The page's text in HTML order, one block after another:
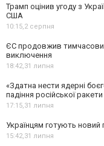
Трамп оцінив угоду з
США
10:15,2 серпня
ЄС продовжив тимчасовий
виключення
18:42,31 липня
«Здатна нести ядерні
падіння російської
17:15,31 липня
Українцям готують
15:42,31 липня